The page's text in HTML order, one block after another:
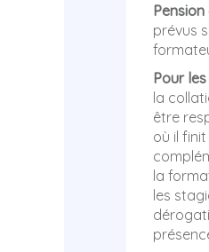
prévus
Pour
la
être
où il
la
les